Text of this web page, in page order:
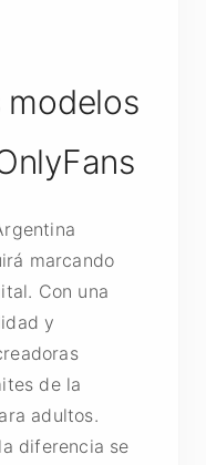
modelos
marcando
Con una
y
de la
adultos.
diferencia se